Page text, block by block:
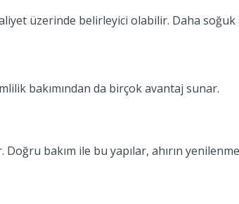
üzerinde belirleyici olabilir. Daha
bakımından da birçok avantaj sunar.
Doğru bakım ile bu yapılar, ahırın